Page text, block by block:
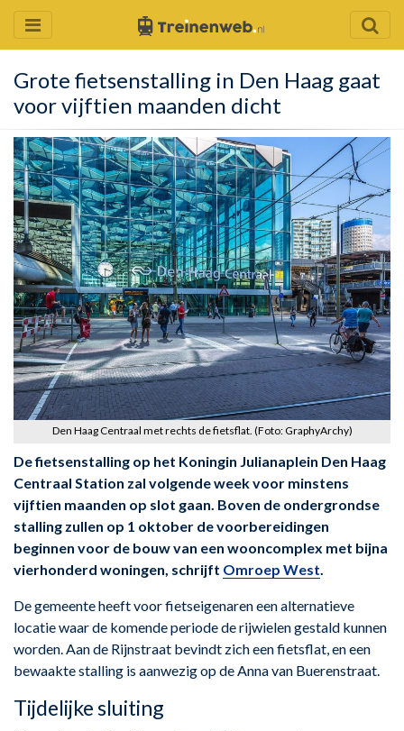
Grote fietsenstalling in Den Haag gaat
voor vijftien maanden dicht
Den Haag Centraal met rechts de fietsflat. (Foto: GraphyArchy)
De fietsenstalling op het Koningin Julianaplein Den Haag
Centraal Station zal volgende week voor minstens
vijftien maanden op slot gaan. Boven de ondergrondse
stalling zullen op 1 oktober de voorbereidingen
beginnen voor de bouw van een wooncomplex met bijna
vierhonderd woningen, schrijft Omroep West
De gemeente heeft voor fietseigenaren een alternatieve
locatie waar de komende periode de rijwielen gestald kunnen
worden. Aan de Rijnstraat bevindt zich een fietsflat, en een
bewaakte stalling is aanwezig op de Anna van Buerenstraat.
Tijdelijke sluiting